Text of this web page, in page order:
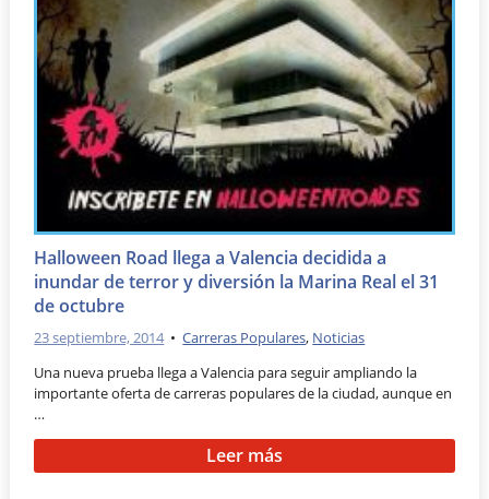
Halloween Road llega a Valencia decidida a
inundar de terror y diversión la Marina Real el 31
de octubre
23 septiembre, 2014 •Carreras Populares, Noticias
Una nueva prueba llega a Valencia para seguir ampliando la
importante oferta de carreras populares de la ciudad, aunque en
…
Leer más